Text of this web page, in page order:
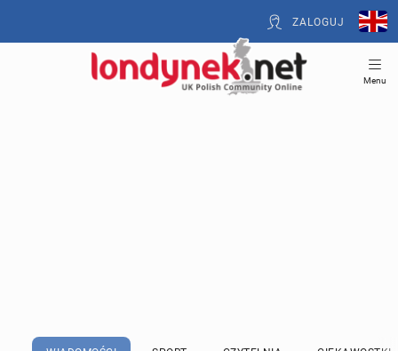
ZALOGUJ
Menu